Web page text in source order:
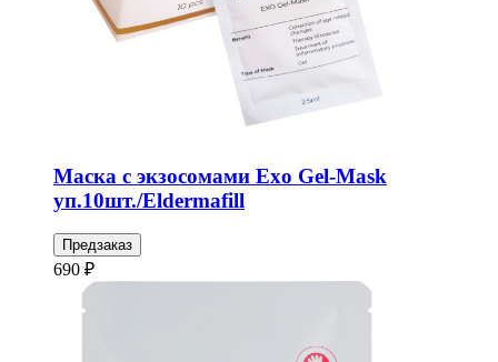
Маска с экзосомами Exo Gel-Mask
уп.10шт./Eldermafill
Предзаказ
690 ₽